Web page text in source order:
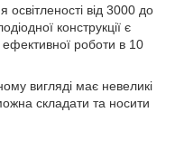
від 3000 до
конструкції є
роботи в 10
вигляді має невеликі
складати та носити